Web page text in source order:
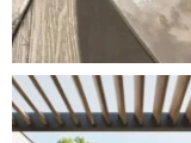
Styl, odolnost a